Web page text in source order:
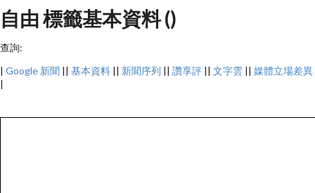
自由 標籤基本資料 ()
查詢:
| Google 新聞 || 基本資料 || 新聞序列 || 讚享評 || 文字雲 || 媒體立場差異
|